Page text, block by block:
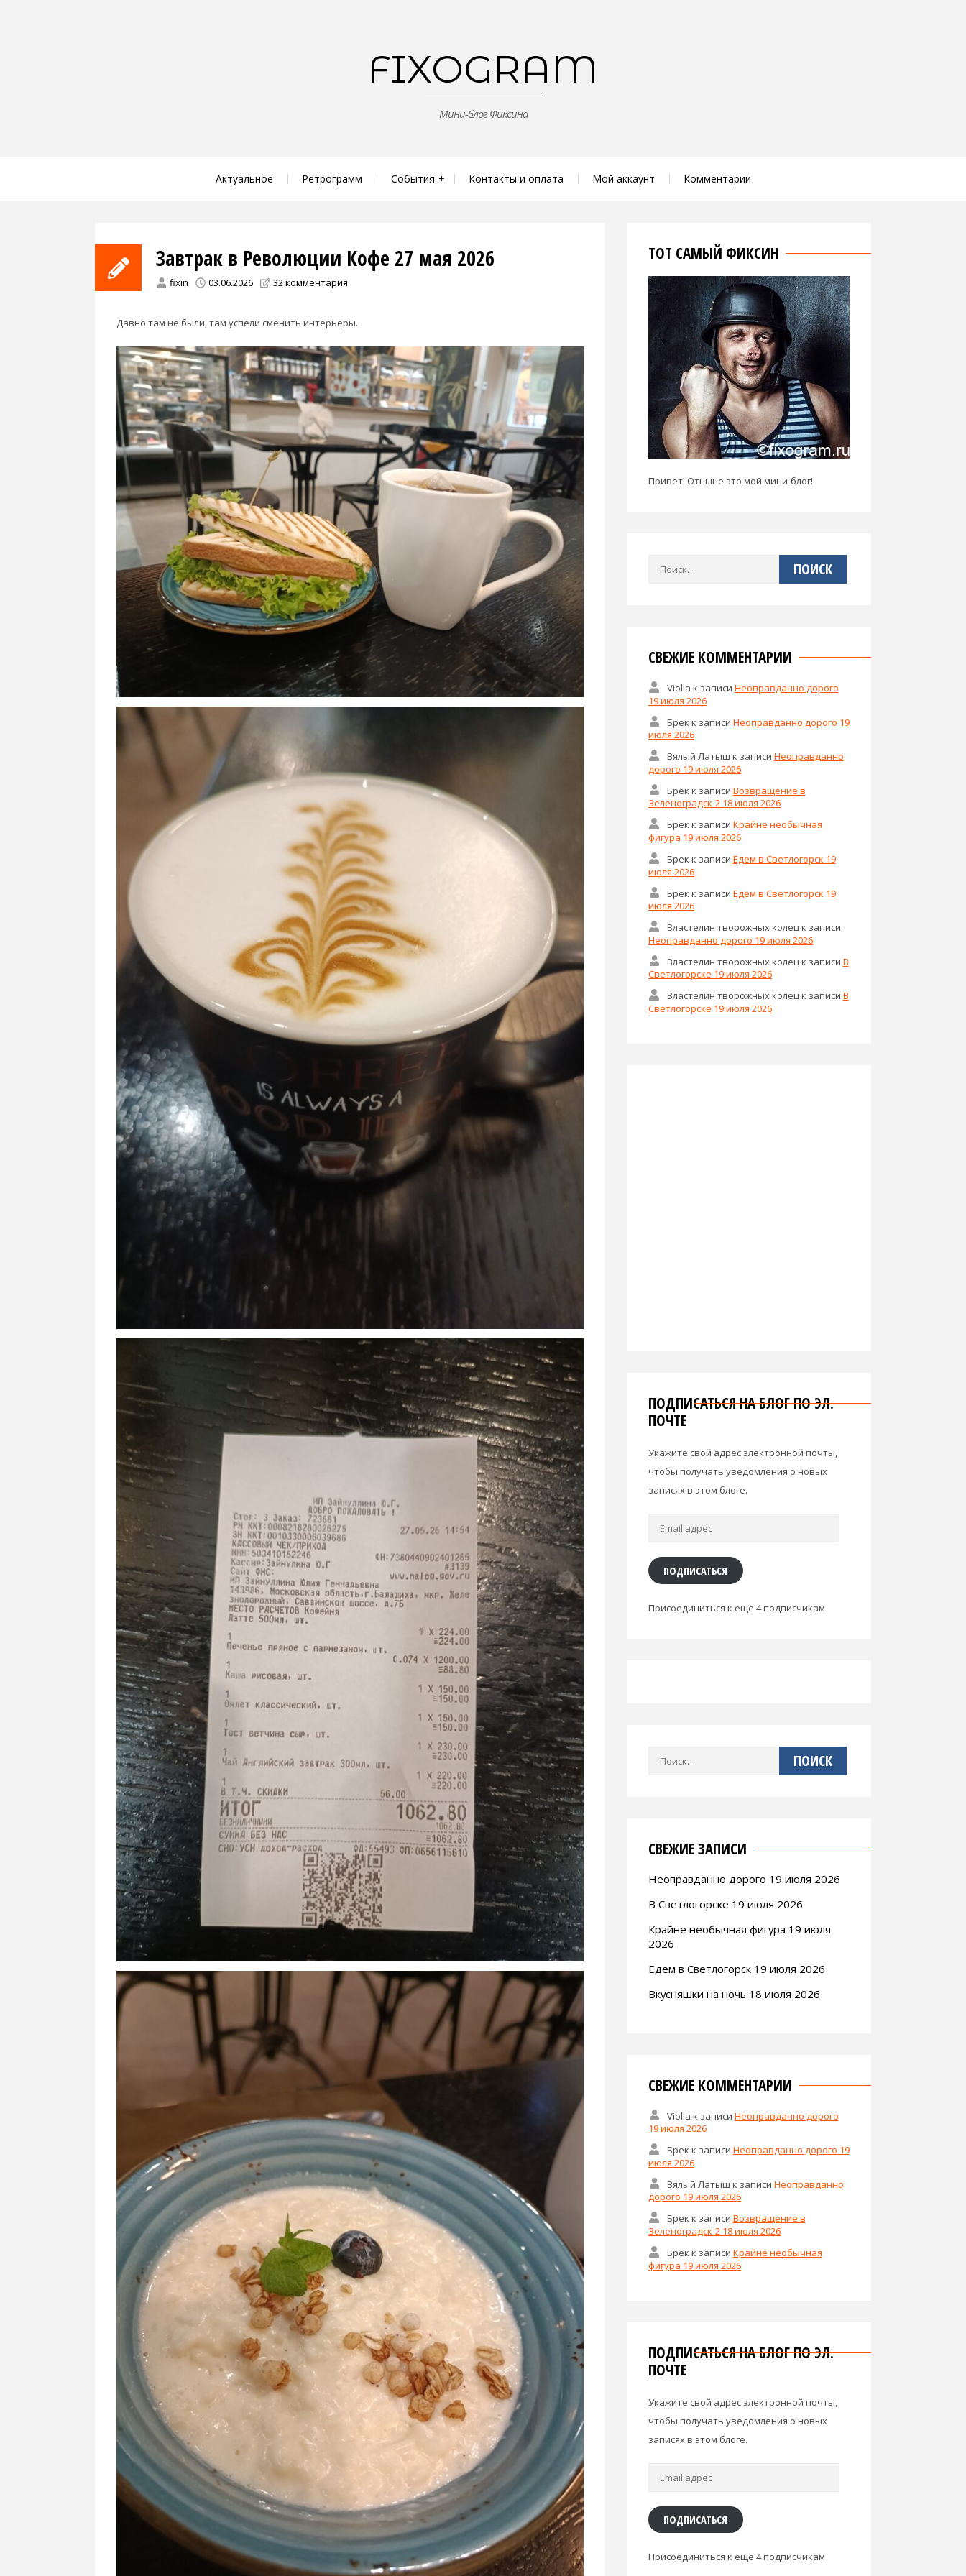
FIXOGRAM
Мини-блог Фиксина
Актуальное Ретрограмм События Контакты и оплата Мой аккаунт Комментарии
Завтрак в Революции Кофе 27 мая 2026
fixin 03.06.2026 32 комментария
Давно там не были, там успели сменить интерьеры.
ТОТ САМЫЙ ФИКСИН
Привет! Отныне это мой мини-блог!
Найти:
СВЕЖИЕ КОММЕНТАРИИ
Violla к записи Неоправданно дорого
19 июля 2026
Брек к записи Неоправданно дорого 19
июля 2026
Вялый Латыш к записи Неоправданно
дорого 19 июля 2026
Брек к записи Возвращение в
Зеленоградск-2 18 июля 2026
Брек к записи Крайне необычная
фигура 19 июля 2026
Брек к записи Едем в Светлогорск 19
июля 2026
Брек к записи Едем в Светлогорск 19
июля 2026
Властелин творожных колецк записи
Неоправданно дорого 19 июля 2026
Властелин творожных колец к записи В
Светлогорске 19 июля 2026
Властелин творожных колецк записи В
Светлогорске 19 июля 2026
ПОДПИСАТЬСЯ НА БЛОГ ПО ЭЛ.
ПОЧТЕ
Укажите свой адрес электронной почты,
чтобы получать уведомления о новых
записях в этом блоге.
Email
ПОДПИСАТЬСЯ
Присоединиться к еще 4 подписчикам
СВЕЖИЕ ЗАПИСИ
Неоправданно дорого 19 июля 2026
В Светлогорске 19 июля 2026
Крайне необычная фигура 19 июля
2026
Едем в Светлогорск 19 июля 2026
Вкусняшки на ночь 18 июля 2026
СВЕЖИЕ КОММЕНТАРИИ
Violla к записи Неоправданно дорого
19 июля 2026
Брек к записи Неоправданно дорого 19
июля 2026
Вялый Латыш к записи Неоправданно
дорого 19 июля 2026
Брек к записи Возвращение в
Зеленоградск-2 18 июля 2026
Брек к записи Крайне необычная
фигура 19 июля 2026
ПОДПИСАТЬСЯ НА БЛОГ ПО ЭЛ.
ПОЧТЕ
Укажите свой адрес электронной почты,
чтобы получать уведомления о новых
записях в этом блоге.
ПОДПИСАТЬСЯ
Присоединиться к еще 4 подписчикам